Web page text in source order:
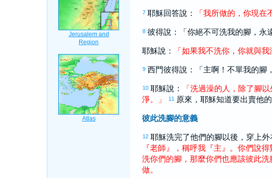
7 耶穌回答說： 「 我所做的 ， 你現在
8 彼得說：「你絕不可洗我的腳，永
耶穌說： 「 如果我不洗你， 你就與我
9 西門彼得說：「主啊！不單我的腳
10 耶穌說： 「 洗過澡的 人 ， 除了腳
淨。 」 11 原來，耶穌知道要出賣他
彼此洗腳的意義
12 耶穌洗完了他們的腳以後，穿上外
『老師 』 ， 稱呼我『主 』 。 你們說得
洗你們的腳 ， 那麼你們也應該彼此洗
做。